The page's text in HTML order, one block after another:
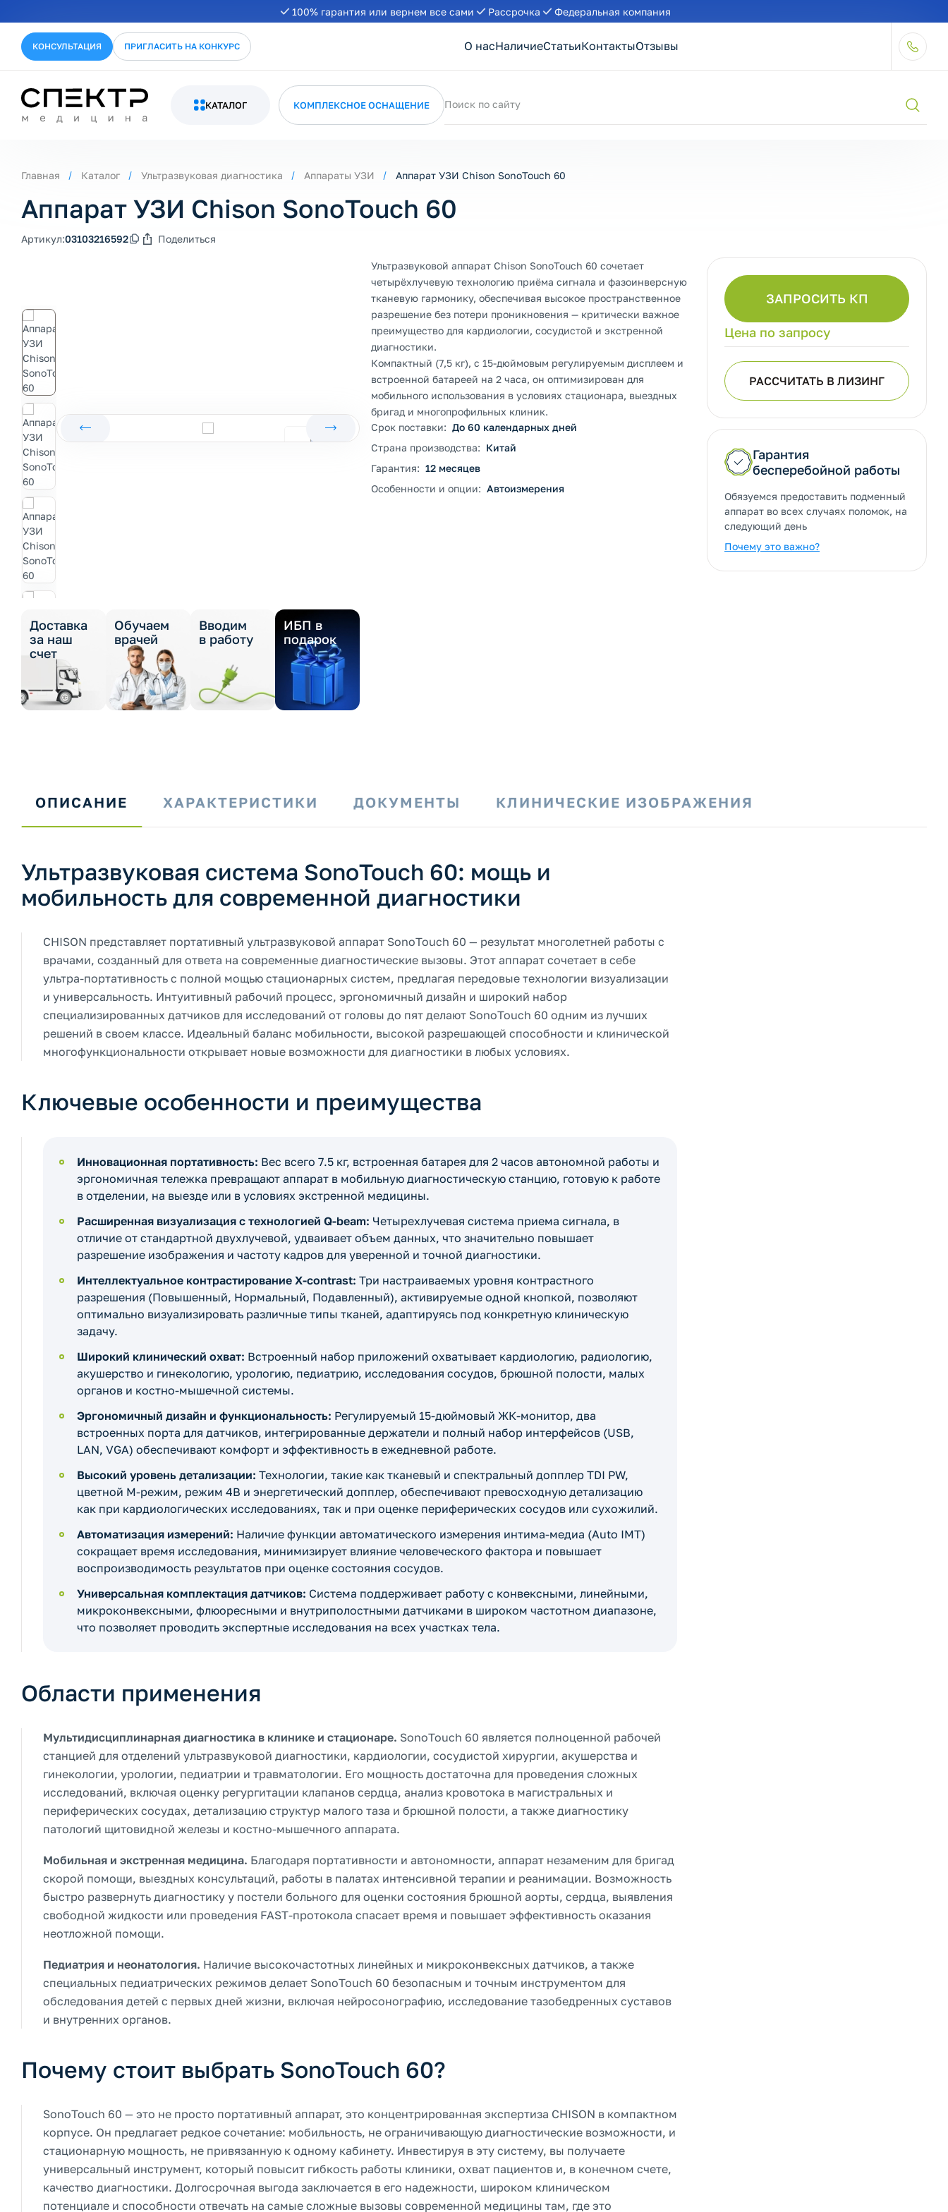
100% гарантия или вернем все сами Рассрочка Федеральная компания
КОНСУЛЬТАЦИЯ ПРИГЛАСИТЬ НА КОНКУРС О насНаличиеСтатьиКонтактыОтзывы
КАТАЛОГ КОМПЛЕКСНОЕ ОСНАЩЕНИЕ Поиск по сайту
Главная Каталог Ультразвуковая диагностика Аппараты УЗИ Аппарат УЗИ Chison SonoTouch 60
Аппарат УЗИ Chison SonoTouch 60
Артикул:03103216592 Поделиться
ЗАПРОСИТЬ КП
Цена по запросу
РАССЧИТАТЬ В ЛИЗИНГ
Гарантия
бесперебойной работы
Обязуемся предоставить подменный
аппарат во всех случаях поломок, на
следующий день
Почему это важно?
Доставка
за наш
счет
Обучаем
врачей
Вводим
в работу
ИБП в
подарок
Ультразвуковой аппарат Chison SonoTouch 60 сочетает
четырёхлучевую технологию приёма сигнала и фазоинверсную
тканевую гармонику, обеспечивая высокое пространственное
разрешение без потери проникновения — критически важное
преимущество для кардиологии, сосудистой и экстренной
диагностики.
Компактный (7,5 кг), с 15-дюймовым регулируемым дисплеем и
встроенной батареей на 2 часа, он оптимизирован для
мобильного использования в условиях стационара, выездных
бригад и многопрофильных клиник.
Срок поставки: До 60 календарных дней
Страна производства: Китай
Гарантия: 12 месяцев
Особенности и опции: Автоизмерения
ОПИСАНИЕ ХАРАКТЕРИСТИКИ ДОКУМЕНТЫ КЛИНИЧЕСКИЕ ИЗОБРАЖЕНИЯ
Ультразвуковая система SonoTouch 60: мощь и
мобильность для современной диагностики
CHISON представляет портативный ультразвуковой аппарат SonoTouch 60 — результат многолетней работы с
врачами, созданный для ответа на современные диагностические вызовы. Этот аппарат сочетает в себе
ультра-портативность с полной мощью стационарных систем, предлагая передовые технологии визуализации
и универсальность. Интуитивный рабочий процесс, эргономичный дизайн и широкий набор
специализированных датчиков для исследований от головы до пят делают SonoTouch 60 одним из лучших
решений в своем классе. Идеальный баланс мобильности, высокой разрешающей способности и клинической
многофункциональности открывает новые возможности для диагностики в любых условиях.
Ключевые особенности и преимущества
Инновационная портативность: Вес всего 7.5 кг, встроенная батарея для 2 часов автономной работы и
эргономичная тележка превращают аппарат в мобильную диагностическую станцию, готовую к работе
в отделении, на выезде или в условиях экстренной медицины.
Расширенная визуализация с технологией Q-beam: Четырехлучевая система приема сигнала, в
отличие от стандартной двухлучевой, удваивает объем данных, что значительно повышает
разрешение изображения и частоту кадров для уверенной и точной диагностики.
Интеллектуальное контрастирование X-contrast: Три настраиваемых уровня контрастного
разрешения (Повышенный, Нормальный, Подавленный), активируемые одной кнопкой, позволяют
оптимально визуализировать различные типы тканей, адаптируясь под конкретную клиническую
задачу.
Широкий клинический охват: Встроенный набор приложений охватывает кардиологию, радиологию,
акушерство и гинекологию, урологию, педиатрию, исследования сосудов, брюшной полости, малых
органов и костно-мышечной системы.
Эргономичный дизайн и функциональность: Регулируемый 15-дюймовый ЖК-монитор, два
встроенных порта для датчиков, интегрированные держатели и полный набор интерфейсов (USB,
LAN, VGA) обеспечивают комфорт и эффективность в ежедневной работе.
Высокий уровень детализации: Технологии, такие как тканевый и спектральный допплер TDI PW,
цветной М-режим, режим 4B и энергетический допплер, обеспечивают превосходную детализацию
как при кардиологических исследованиях, так и при оценке периферических сосудов или сухожилий.
Автоматизация измерений: Наличие функции автоматического измерения интима-медиа (Auto IMT)
сокращает время исследования, минимизирует влияние человеческого фактора и повышает
воспроизводимость результатов при оценке состояния сосудов.
Универсальная комплектация датчиков: Система поддерживает работу с конвексными, линейными,
микроконвексными, флюоресными и внутриполостными датчиками в широком частотном диапазоне,
что позволяет проводить экспертные исследования на всех участках тела.
Области применения
Мультидисциплинарная диагностика в клинике и стационаре. SonoTouch 60 является полноценной рабочей
станцией для отделений ультразвуковой диагностики, кардиологии, сосудистой хирургии, акушерства и
гинекологии, урологии, педиатрии и травматологии. Его мощность достаточна для проведения сложных
исследований, включая оценку регургитации клапанов сердца, анализ кровотока в магистральных и
периферических сосудах, детализацию структур малого таза и брюшной полости, а также диагностику
патологий щитовидной железы и костно-мышечного аппарата.
Мобильная и экстренная медицина. Благодаря портативности и автономности, аппарат незаменим для бригад
скорой помощи, выездных консультаций, работы в палатах интенсивной терапии и реанимации. Возможность
быстро развернуть диагностику у постели больного для оценки состояния брюшной аорты, сердца, выявления
свободной жидкости или проведения FAST-протокола спасает время и повышает эффективность оказания
неотложной помощи.
Педиатрия и неонатология. Наличие высокочастотных линейных и микроконвексных датчиков, а также
специальных педиатрических режимов делает SonoTouch 60 безопасным и точным инструментом для
обследования детей с первых дней жизни, включая нейросонографию, исследование тазобедренных суставов
и внутренних органов.
Почему стоит выбрать SonoTouch 60?
SonoTouch 60 — это не просто портативный аппарат, это концентрированная экспертиза CHISON в компактном
корпусе. Он предлагает редкое сочетание: мобильность, не ограничивающую диагностические возможности, и
стационарную мощность, не привязанную к одному кабинету. Инвестируя в эту систему, вы получаете
универсальный инструмент, который повысит гибкость работы клиники, охват пациентов и, в конечном счете,
качество диагностики. Долгосрочная выгода заключается в его надежности, широком клиническом
потенциале и способности отвечать на самые сложные вызовы современной медицины там, где это